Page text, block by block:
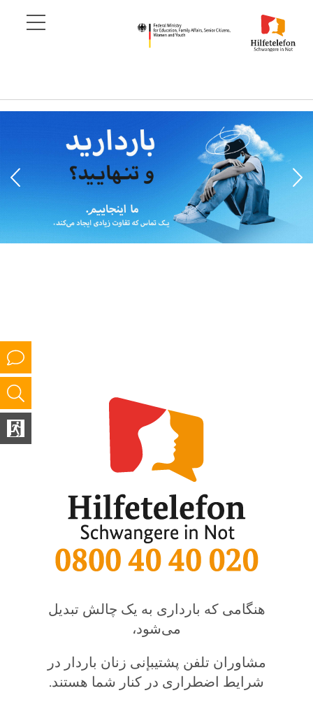
هنگامی که بارداری به یک چالش تبدیل
می‌شود،
مشاوران تلفن پشتيبإنی زنان باردار در
شرایط اضطراری در کنار شما هستند.